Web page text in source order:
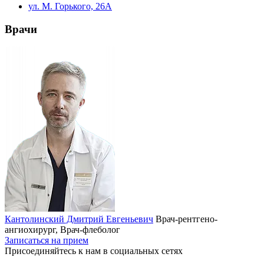
ул. М. Горького, 26А
Врачи
Кантолинский Дмитрий Евгеньевич Врач-рентгено-
ангиохирург, Врач-флеболог
Записаться на прием
Присоединяйтесь к нам в социальных сетях